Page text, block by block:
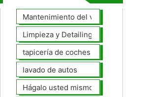
Mantenimiento del vehículo
Limpieza y Detailing
tapicería de coches
lavado de autos
Hágalo usted mismo Mantenimiento